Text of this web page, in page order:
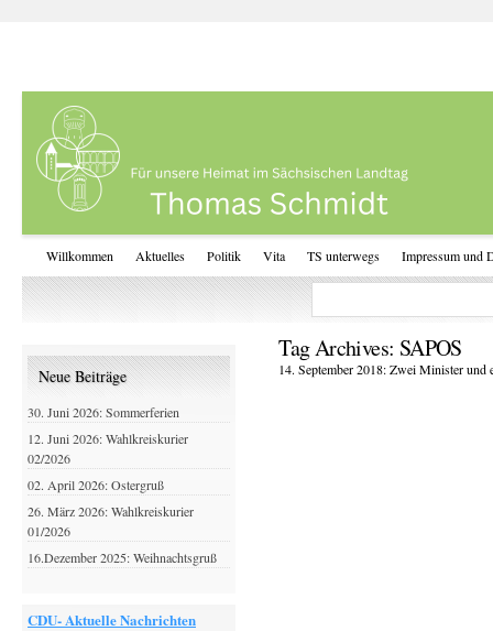
Willkommen Aktuelles Politik Vita TS unterwegs Impressum und
Tag Archives: SAPOS
14. September 2018: Zwei Minister und
Neue Beiträge
30. Juni 2026: Sommerferien
12. Juni 2026: Wahlkreiskurier
02/2026
02. April 2026: Ostergruß
26. März 2026: Wahlkreiskurier
01/2026
16.Dezember 2025: Weihnachtsgruß
CDU- Aktuelle Nachrichten